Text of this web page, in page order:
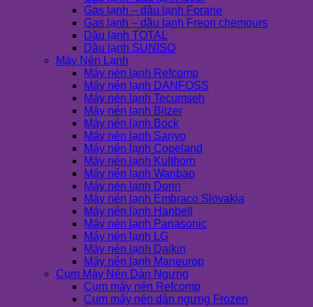
Gas lạnh – dầu lạnh Forane
Gas lạnh – dầu lạnh Freon chemours
Dầu lạnh TOTAL
Dầu lạnh SUNISO
Máy Nén Lạnh
Máy nén lạnh Refcomp
Máy nén lạnh DANFOSS
Máy nén lạnh Tecumseh
Máy nén lạnh Bitzer
Máy nén lạnh Bock
Máy nén lạnh Sanyo
Máy nén lạnh Copeland
Máy nén lạnh Kulthorn
Máy nén lạnh Wanbao
Máy nén lạnh Dorin
Máy nén lạnh Embraco Slovakia
Máy nén lạnh Hanbell
Máy nén lạnh Panasonic
Máy nén lạnh LG
Máy nén lạnh Daikin
Máy nén lạnh Maneurop
Cụm Máy Nén Dàn Ngưng
Cụm máy nén Refcomp
Cụm máy nén dàn ngưng Frozen